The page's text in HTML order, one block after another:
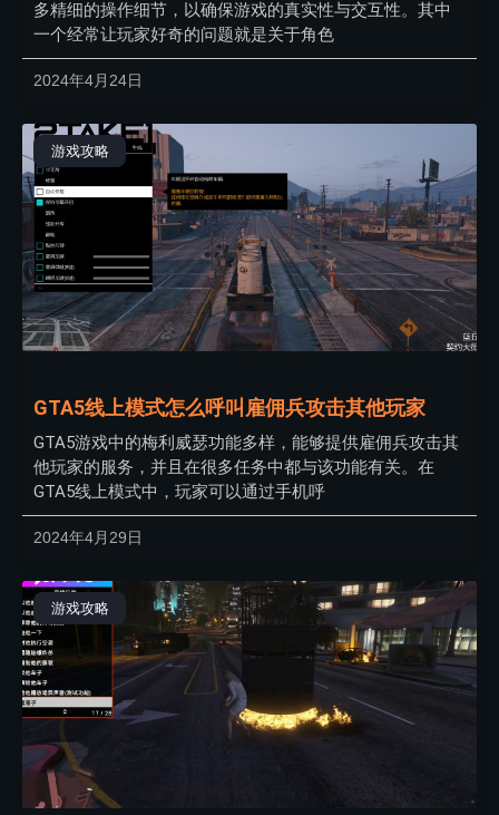
多精细的操作细节，以确保游戏的真实性与交互性。其中
一个经常让玩家好奇的问题就是关于角色
2024年4月24日
游戏攻略
GTA5线上模式怎么呼叫雇佣兵攻击其他玩家
GTA5游戏中的梅利威瑟功能多样，能够提供雇佣兵攻击其
他玩家的服务，并且在很多任务中都与该功能有关。在
GTA5线上模式中，玩家可以通过手机呼
2024年4月29日
游戏攻略